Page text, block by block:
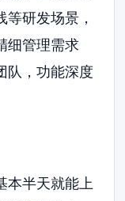
研发场景，
细管理需求
队，功能深度
本半天就能上